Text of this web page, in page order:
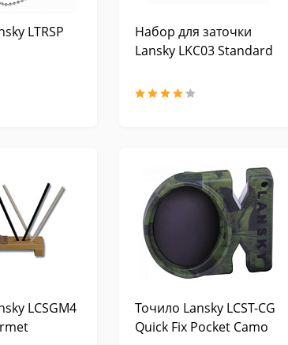
LTRSP
Набор для заточки
Lansky LKC03 Standard
LCSGM4
Точило Lansky LCST-CG
Quick Fix Pocket Camo